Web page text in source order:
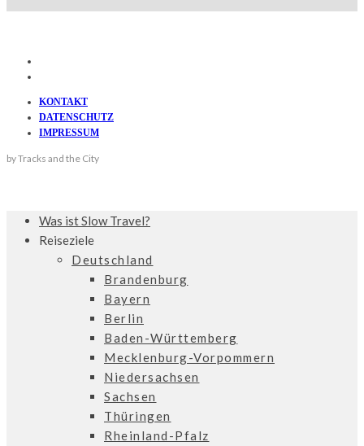
KONTAKT
DATENSCHUTZ
IMPRESSUM
by Tracks and the City
Was ist Slow Travel?
Reiseziele
Deutschland
Brandenburg
Bayern
Berlin
Baden-Württemberg
Mecklenburg-Vorpommern
Niedersachsen
Sachsen
Thüringen
Rheinland-Pfalz